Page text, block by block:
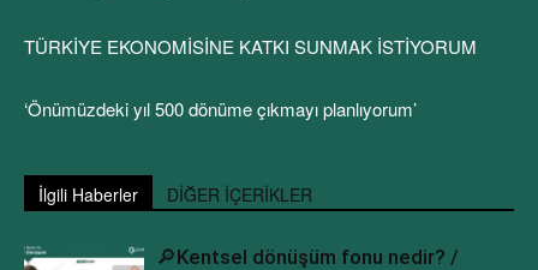
TÜRKİYE EKONOMİSİNE KATKI SUNMAK İSTİYORUM
‘Önümüzdeki yıl 500 dönüme çıkmayı planlıyorum’
İlgili Haberler DİĞER İÇERİKLER
🔎Kentsel dönüşüm fonu nedir? /